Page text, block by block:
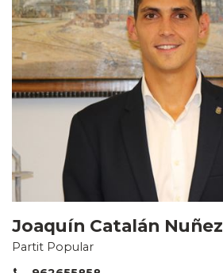
Joaquín Catalán Nuñez
Partit Popular